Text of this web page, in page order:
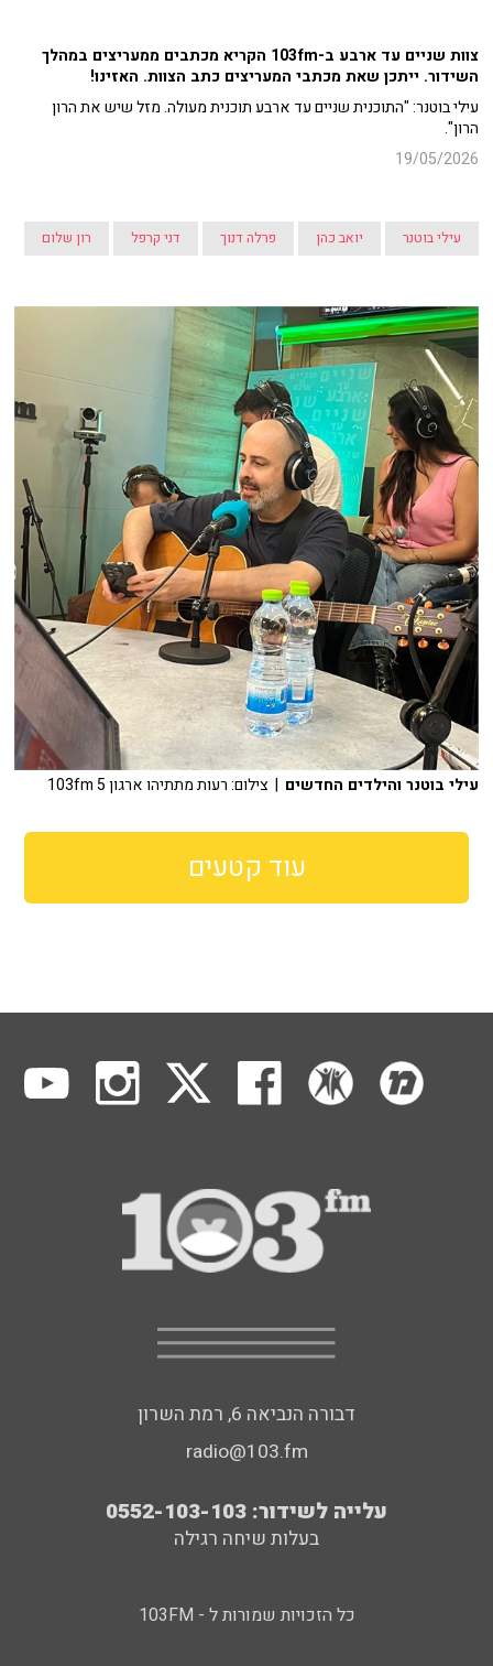
צוות שניים עד ארבע ב-103fm הקריא מכתבים ממעריצים במהלך
השידור. ייתכן שאת מכתבי המעריצים כתב הצוות. האזינו!
עילי בוטנר: "התוכנית שניים עד ארבע תוכנית מעולה. מזל שיש את הרון
הרון".
19/05/2026
עילי בוטנר יואב כהן פרלה דנוך דני קרפל רון שלום
עילי בוטנר והילדים החדשים | צילום: רעות מתתיהו ארגון 103fm 5
עוד קטעים
דבורה הנביאה 6, רמת השרון
radio@103.fm
עלייה לשידור: 0552-103-103
בעלות שיחה רגילה
כל הזכויות שמורות ל - 103FM